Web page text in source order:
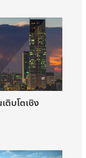
ติบโตเชิง